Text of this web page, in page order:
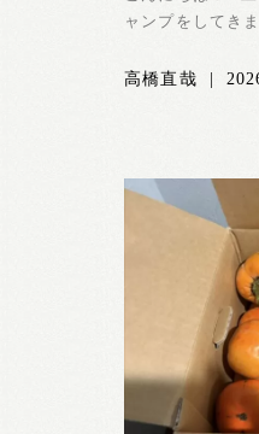
ャンプをしてき
高橋直哉 |